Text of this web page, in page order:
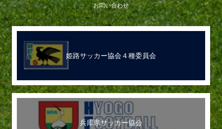
お問い合わせ
姫路サッカー協会４種委員会
兵庫県サッカー協会